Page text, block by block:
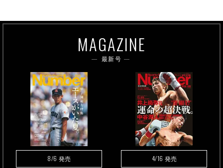
MAGAZINE
最新号
8/6 発売 4/16 発売